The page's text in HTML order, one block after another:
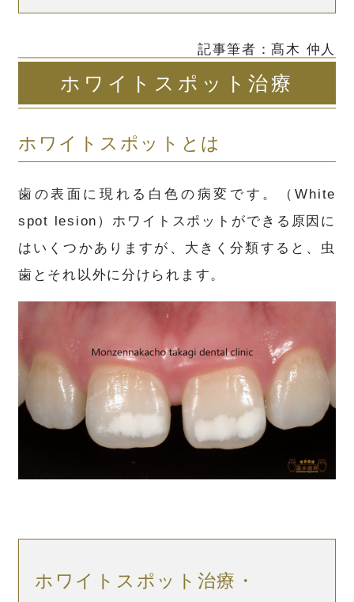
記事筆者：髙木 仲人
ホワイトスポット治療
ホワイトスポットとは
歯の表面に現れる白色の病変です。（White
spot lesion）ホワイトスポットができる原因に
はいくつかありますが、大きく分類すると、虫
歯とそれ以外に分けられます。
ホワイトスポット治療・